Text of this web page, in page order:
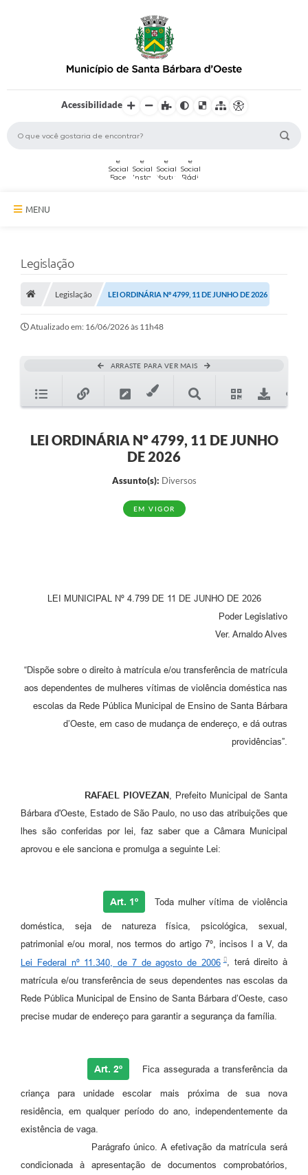
Acessibilidade
MENU
Secretarias
Serviços Online
Ouvidoria
Legislação
Parcerias com Organização da Sociedade Civil (OSC)
Lei Aldir Blanc
Cartas de Serviço ao Usuário
Notícias
Galeria de Vídeos
Jornal
Agenda
Contato
Plano Municipal de Segurança Pública
Legislação
Legislação LEI ORDINÁRIA Nº 4799, 11 DE JUNHO DE 2026
Atualizado em: 16/06/2026 às 11h48
ARRASTE PARA VER MAIS
LEI ORDINÁRIA Nº 4799, 11 DE JUNHO
DE 2026
Assunto(s): Diversos
EM VIGOR
LEI MUNICIPAL Nº 4.799 DE 11 DE JUNHO DE 2026
Poder Legislativo
Ver. Arnaldo Alves
“Dispõe sobre o direito à matrícula e/ou transferência de matrícula
aos dependentes de mulheres vítimas de violência doméstica nas
escolas da Rede Pública Municipal de Ensino de Santa Bárbara
d’Oeste, em caso de mudança de endereço, e dá outras
providências”.
RAFAEL PIOVEZAN , Prefeito Municipal de Santa
Bárbara d'Oeste, Estado de São Paulo, no uso das atribuições que
lhes são conferidas por lei, faz saber que a Câmara Municipal
aprovou e ele sanciona e promulga a seguinte Lei:
Art. 1º Toda mulher vítima de violência
doméstica, seja de natureza física, psicológica, sexual,
patrimonial e/ou moral, nos termos do artigo 7º, incisos I a V, da
Lei Federal nº 11.340, de 7 de agosto de 2006 , terá direito à
matrícula e/ou transferência de seus dependentes nas escolas da
Rede Pública Municipal de Ensino de Santa Bárbara d’Oeste, caso
precise mudar de endereço para garantir a segurança da família.
Art. 2º Fica assegurada a transferência da
criança para unidade escolar mais próxima de sua nova
residência, em qualquer período do ano, independentemente da
existência de vaga.
Parágrafo único. A efetivação da matrícula será
condicionada à apresentação de documentos comprobatórios,